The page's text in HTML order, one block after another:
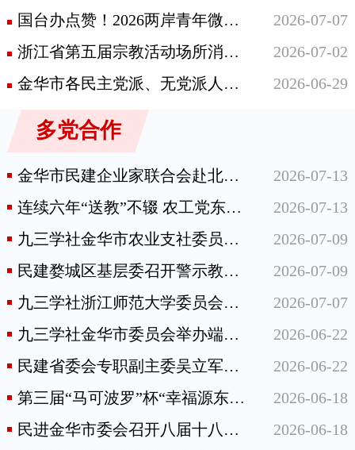
国台办点赞！2026两岸青年微短剧大赛颁奖典礼在浙江东阳举办
2026-07-07
浙江省第五届宗教活动场所消防技能大比武在义乌举行
2026-07-02
金华市各民主党派、无党派人士“参政为公、实干为民”主题教育推进会召开
2026-06-29
多党合作
金华市民建企业家联合会赴北京、河北开展主题教育学习和专项课题调研
2026-07-13
连续六年“送教”不辍 农工党东阳市委会再赴虎鹿夏令营之约
2026-07-13
九三学社金华市农业支社委员会协办“我为家乡代言”2026金华短视频大赛
2026-07-09
民建婺城区基层委召开警示教育专题会议 筑牢主题教育思想防线
2026-07-09
九三学社浙江师范大学委员会社员获评服务地方对非合作优秀案例
2026-07-07
九三学社金华市委员会举办端午传统文化体验活动
2026-06-22
民建省委会专职副主委吴立军来金调研助力共富工作
2026-06-22
第三届“马可波罗”杯“幸福源东、走进东叶”篮球邀请赛圆满落幕
2026-06-18
民进金华市委会召开八届十八次全体（扩大）会议
2026-06-18